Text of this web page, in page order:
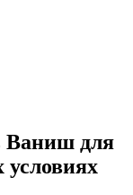
Ваниш для